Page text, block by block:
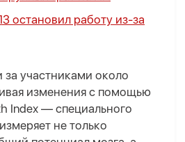
остановил работу из-за
участниками около
изменения с помощью
Index — специального
не только